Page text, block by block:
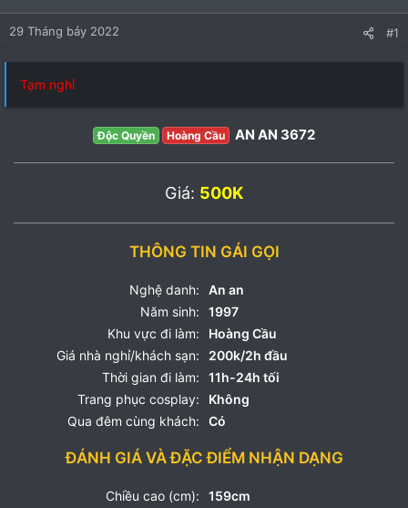
29 Tháng bảy 2022 #1
Tạm nghỉ
Độc Quyền Hoàng Cầu AN AN 3672
Giá: 500K
THÔNG TIN GÁI GỌI
Nghệ danh:
An an
Năm sinh:
1997
Khu vực đi làm:
Hoàng Cầu
Giá nhà nghỉ/khách sạn:
200k/2h đầu
Thời gian đi làm:
11h-24h tối
Trang phục cosplay:
Không
Qua đêm cùng khách:
Có
ĐÁNH GIÁ VÀ ĐẶC ĐIỂM NHẬN DẠNG
Chiều cao (cm):
159cm